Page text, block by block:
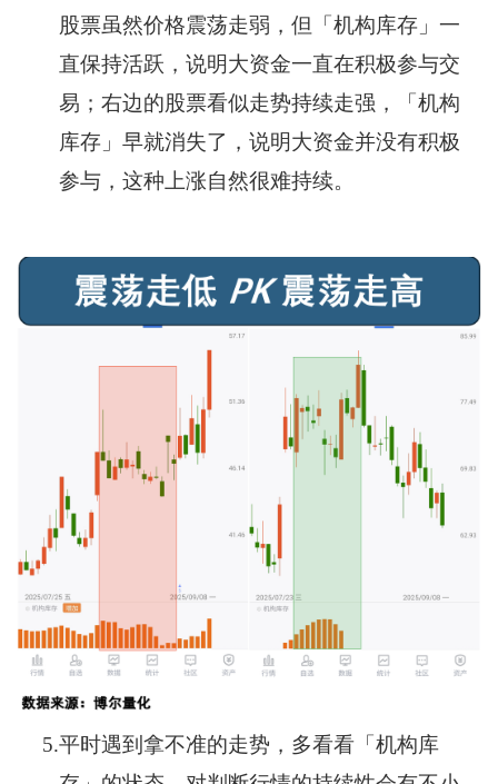
股票虽然价格震荡走弱，但「机构库存」一
直保持活跃，说明大资金一直在积极参与交
易；右边的股票看似走势持续走强，「机构
库存」早就消失了，说明大资金并没有积极
参与，这种上涨自然很难持续。
5.平时遇到拿不准的走势，多看看「机构库